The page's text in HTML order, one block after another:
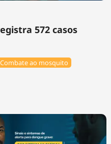
572 casos
ao mosquito